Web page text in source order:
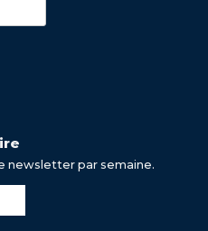
newsletter par semaine.